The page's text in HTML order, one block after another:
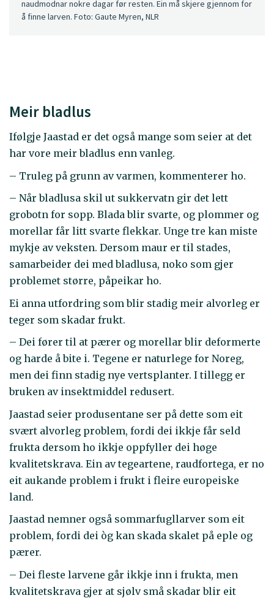
naudmodnar nokre dagar før resten. Ein må skjere gjennom for
å finne larven. Foto: Gaute Myren, NLR
Meir bladlus
Ifølgje Jaastad er det også mange som seier at det
har vore meir bladlus enn vanleg.
– Truleg på grunn av varmen, kommenterer ho.
– Når bladlusa skil ut sukkervatn gir det lett
grobotn for sopp. Blada blir svarte, og plommer og
morellar får litt svarte flekkar. Unge tre kan miste
mykje av veksten. Dersom maur er til stades,
samarbeider dei med bladlusa, noko som gjer
problemet større, påpeikar ho.
Ei anna utfordring som blir stadig meir alvorleg er
teger som skadar frukt.
– Dei fører til at pærer og morellar blir deformerte
og harde å bite i. Tegene er naturlege for Noreg,
men dei finn stadig nye vertsplanter. I tillegg er
bruken av insektmiddel redusert.
Jaastad seier produsentane ser på dette som eit
svært alvorleg problem, fordi dei ikkje får seld
frukta dersom ho ikkje oppfyller dei høge
kvalitetskrava. Ein av tegeartene, raudfortega, er no
eit aukande problem i frukt i fleire europeiske
land.
Jaastad nemner også sommarfugllarver som eit
problem, fordi dei òg kan skada skalet på eple og
pærer.
– Dei fleste larvene går ikkje inn i frukta, men
kvalitetskrava gjer at sjølv små skadar blir eit